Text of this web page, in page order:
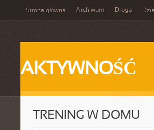
Strona główna Archiwum Droga
AKTYWNOŚĆ
TRENING W DOMU